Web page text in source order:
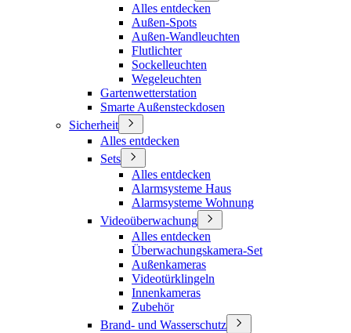
Alles entdecken
Außen-Spots
Außen-Wandleuchten
Flutlichter
Sockelleuchten
Wegeleuchten
Gartenwetterstation
Smarte Außensteckdosen
Sicherheit
Alles entdecken
Sets
Alles entdecken
Alarmsysteme Haus
Alarmsysteme Wohnung
Videoüberwachung
Alles entdecken
Überwachungskamera-Set
Außenkameras
Videotürklingeln
Innenkameras
Zubehör
Brand- und Wasserschutz